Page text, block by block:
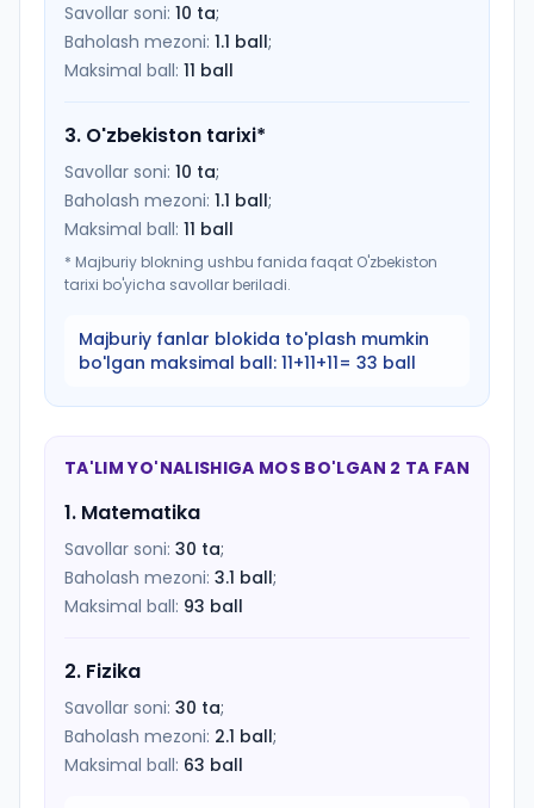
Savollar soni: 10 ta;
Baholash mezoni: 1.1 ball;
Maksimal ball: 11 ball
3. O'zbekiston tarixi*
Savollar soni: 10 ta;
Baholash mezoni: 1.1 ball;
Maksimal ball: 11 ball
* Majburiy blokning ushbu fanida faqat O'zbekiston
tarixi bo'yicha savollar beriladi.
Majburiy fanlar blokida to'plash mumkin
bo'lgan maksimal ball: 11+11+11= 33 ball
TA'LIM YO'NALISHIGA MOS BO'LGAN 2 TA FAN
1. Matematika
Savollar soni: 30 ta;
Baholash mezoni: 3.1 ball;
Maksimal ball: 93 ball
2. Fizika
Savollar soni: 30 ta;
Baholash mezoni: 2.1 ball;
Maksimal ball: 63 ball